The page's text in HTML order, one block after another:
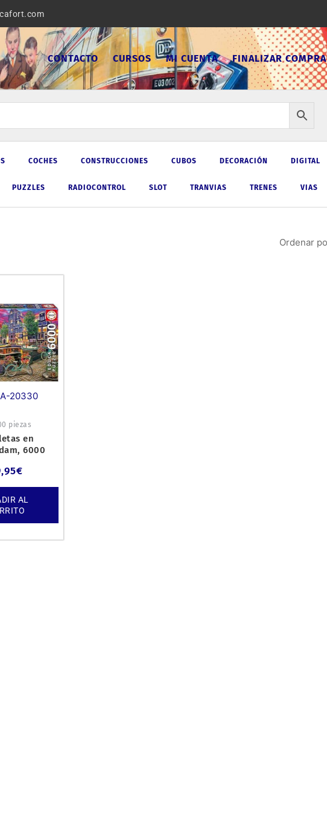
CONTACTO CURSOS MI CUENTA FINALIZAR COMPRA
COCHES CONSTRUCCIONES CUBOS DECORACIÓN DIGITAL
PUZZLES RADIOCONTROL SLOT TRANVIAS TRENES VIAS
20330
piezas
en
6000
€
AL